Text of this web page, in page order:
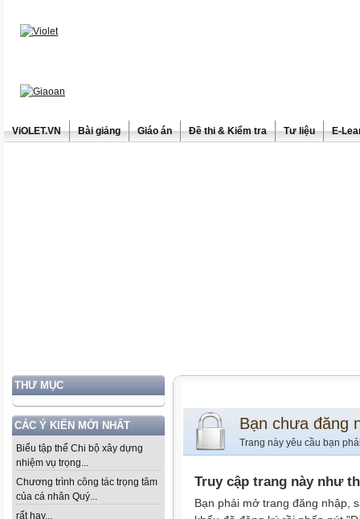
ViOLET.VN Bài giảng Giáo án Đề thi & Kiểm tra Tư liệu E-
THƯ MỤC
CÁC Ý KIẾN MỚI NHẤT
Biểu tập thể Chi bộ xây dựng
nhiệm vụ trọng...
Chương trình công tác trọng tâm
của cá nhân Quý...
rất hay...
Bạn chưa đăng
Trang này yêu cầu bạn
Truy cập trang này như
Bạn phải mở trang đăng nhập,